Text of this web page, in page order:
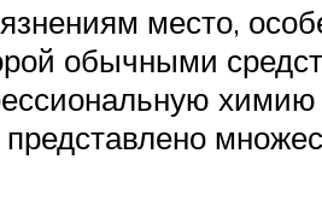
место,
обычными